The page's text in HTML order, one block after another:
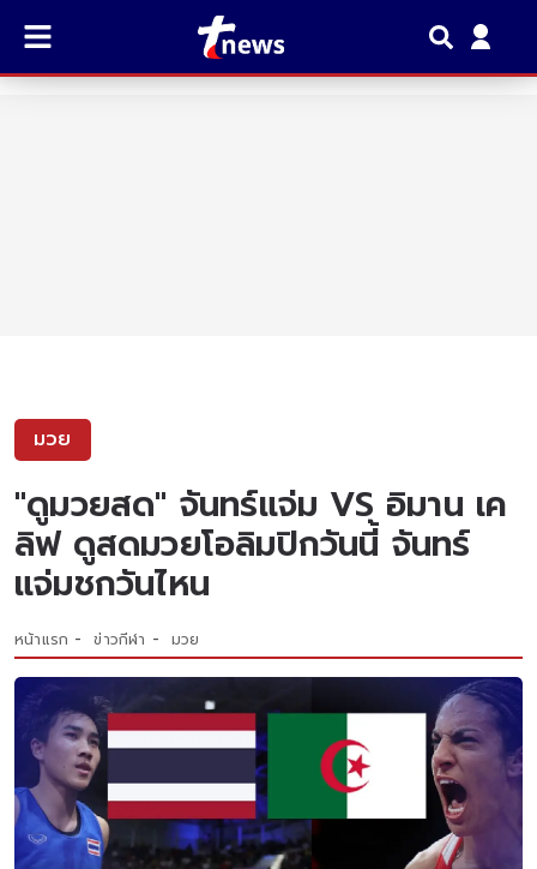
มวย
"ดูมวยสด" จันทร์แจ่ม VS อิมาน เค
ลิฟ ดูสดมวยโอลิมปิกวันนี้ จันทร์
แจ่มชกวันไหน
หน้าแรก ข่าวกีฬา มวย